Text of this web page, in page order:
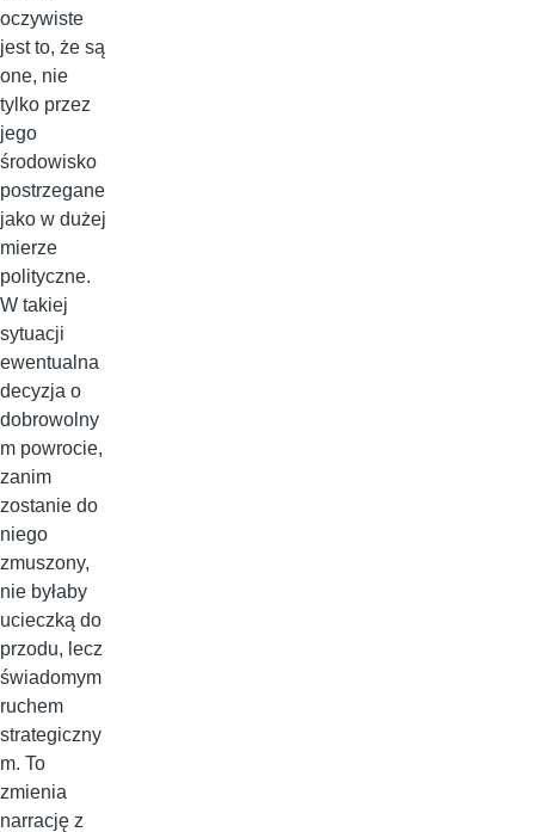
oczywiste
jest to, że są
one, nie
tylko przez
jego
środowisko
postrzegane
jako w dużej
mierze
polityczne.
W takiej
sytuacji
ewentualna
decyzja o
dobrowolny
m powrocie,
zanim
zostanie do
niego
zmuszony,
nie byłaby
ucieczką do
przodu, lecz
świadomym
ruchem
strategiczny
m. To
zmienia
narrację z